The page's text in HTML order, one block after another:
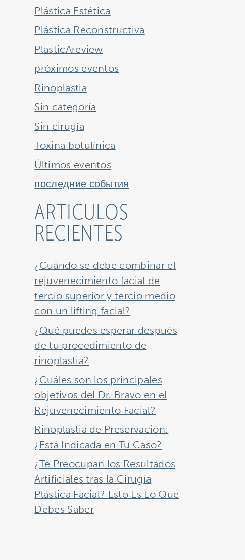
Plástica Estética
Plástica Reconstructiva
PlasticAreview
próximos eventos
Rinoplastia
Sin categoría
Sin cirugía
Toxina botulínica
Últimos eventos
последние события
ARTICULOS
RECIENTES
¿Cuándo se debe combinar el
rejuvenecimiento facial de
tercio superior y tercio medio
con un lifting facial?
¿Qué puedes esperar después
de tu procedimiento de
rinoplastia?
¿Cuáles son los principales
objetivos del Dr. Bravo en el
Rejuvenecimiento Facial?
Rinoplastia de Preservación:
¿Está Indicada en Tu Caso?
¿Te Preocupan los Resultados
Artificiales tras la Cirugía
Plástica Facial? Esto Es Lo Que
Debes Saber